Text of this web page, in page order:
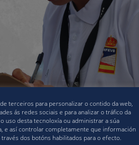
terceiros para personalizar o contido da web,
ás redes sociais e para analizar o tráfico da
uso desta tecnoloxía ou administrar a súa
e así controlar completamente que información
dos botóns habilitados para o efecto.